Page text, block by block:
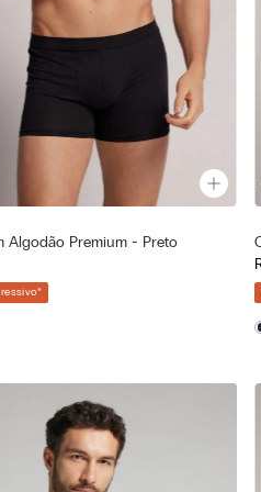
Nero
—
Algodão Premium - Preto
*